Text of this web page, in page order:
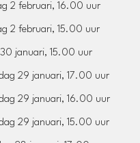
2 februari, 16.00 uur
2 februari, 15.00 uur
januari, 15.00 uur
29 januari, 17.00 uur
29 januari, 16.00 uur
29 januari, 15.00 uur